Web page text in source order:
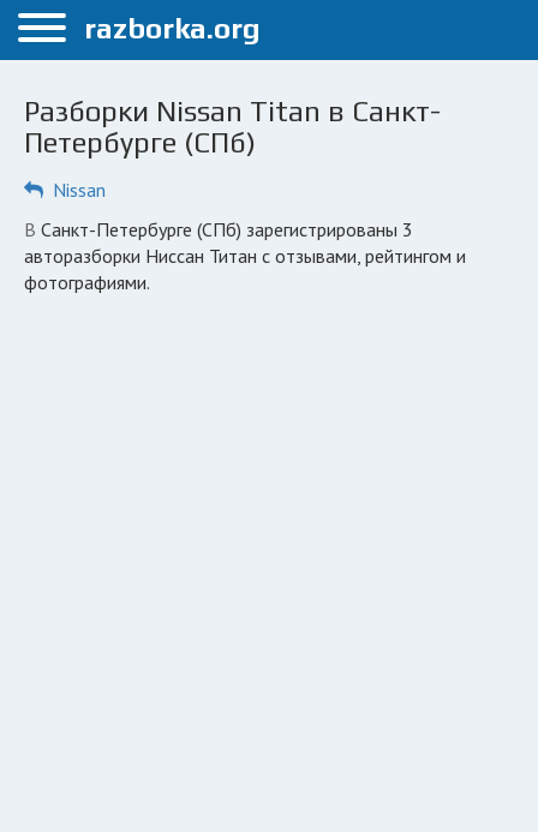
Меню
Санкт-Петербург
Автосервисы
Разборки Nissan Titan в Санкт-
Петербурге (СПб)
Nissan
в Санкт-Петербурге (СПб) зарегистрированы 3
авторазборки Ниссан Титан с отзывами, рейтингом и
фотографиями.
razborka.org